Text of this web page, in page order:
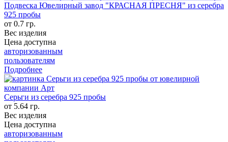
Подвеска Ювелирный завод "КРАСНАЯ ПРЕСНЯ" из серебра
925 пробы
от 0.7 гр.
Вес изделия
Цена доступна
авторизованным
пользователям
Подробнее
Серьги из серебра 925 пробы
от 5.64 гр.
Вес изделия
Цена доступна
авторизованным